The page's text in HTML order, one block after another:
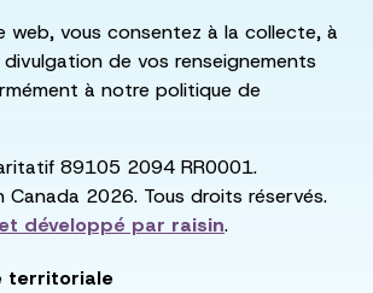
web, vous consentez à la collecte, à
de vos renseignements
à notre politique de
89105 2094 RR0001.
Canada 2026. Tous droits réservés.
développé par raisin.
territoriale